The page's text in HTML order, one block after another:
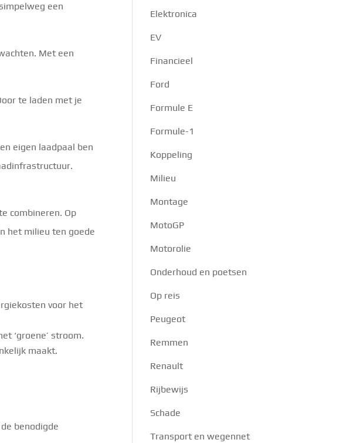
een
Met een
te laden met je
eigen laadpaal ben
combineren. Op
het milieu ten goede
voor het
‘groene’ stroom.
maakt.
benodigde
Elektronica
EV
Financieel
Ford
Formule E
Formule-1
Koppeling
Milieu
Montage
MotoGP
Motorolie
Onderhoud en poetsen
Op reis
Peugeot
Remmen
Renault
Rijbewijs
Schade
Transport en wegennet